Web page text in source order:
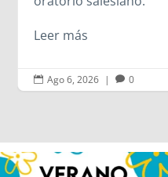
 Ago 6, 2026 |  0
Los alumnos de 6º de Primaria, 1º y 2º